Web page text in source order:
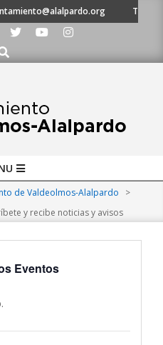
TE
de Valdeolmos-Alalpardo
>
y recibe noticias y avisos
Eventos